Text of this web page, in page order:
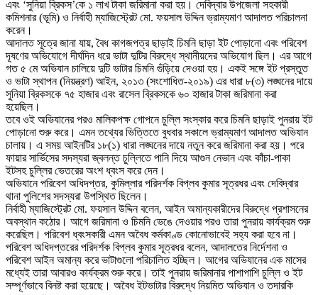
এবং ‘সুনিয়া ব্রিকস’কে ১ লাখ টাকা জরিমানা করা হয়। দেবিদ্বার উপজেলা সহকারী
কমিশনার (ভূমি) ও নির্বাহী ম্যাজিস্ট্রেট মো. ফয়সাল উদ্দিন ভ্রাম্যমাণ আদালত পরিচালনা
করেন।
আদালত সূত্রে জানা যায়, বৈধ কাগজপত্র ছাড়াই চিমনি ছাড়া ইট পোড়ানো এবং পরিবেশ
দূষণের অভিযোগে দীর্ঘদিন ধরে ভাটা দুটির বিরুদ্ধে স্থানীয়দের অভিযোগ ছিল। এর আগে
গত ৫ মে অভিযান চালিয়ে দুটি ভাটার চিমনি গুঁড়িয়ে দেওয়া হয়। একই সঙ্গে ইট প্রস্তুত
ও ভাটা স্থাপন (নিয়ন্ত্রণ) আইন, ২০১৩ (সংশোধিত-২০১৯) এর ধারা ৮(৩) লঙ্ঘনের দায়ে
সুনিয়া ব্রিকসকে ৭৫ হাজার এবং রাসেল ব্রিকসকে ৬০ হাজার টাকা জরিমানা করা
হয়েছিল।
তবে ওই অভিযানের পরও মালিকপক্ষ গোপনে চুল্লি সংস্কার করে চিমনি ছাড়াই পুনরায় ইট
পোড়ানো শুরু করে। এমন তথ্যের ভিত্তিতে বুধবার সকালে ভ্রাম্যমাণ আদালত অভিযান
চালায়। এ সময় আইনটির ১৮(১) ধারা লঙ্ঘনের দায়ে নতুন করে জরিমানা করা হয়। পরে
ফায়ার সার্ভিসের সদস্যরা জ্বলন্ত চুল্লিতে পানি দিয়ে আগুন নেভান এবং কাঁচা-পাকা
ইটসহ চুল্লির ভেতরের অংশ ধ্বংস করে দেন।
অভিযানে পরিবেশ অধিদপ্তর, কুমিল্লার পরিদর্শক বিপ্লব কুমার সূত্রধর এবং দেবিদ্বার
থানা পুলিশের সদস্যরা উপস্থিত ছিলেন।
নির্বাহী ম্যাজিস্ট্রেট মো. ফয়সাল উদ্দিন বলেন, আইন অমান্যকারীদের বিরুদ্ধে প্রশাসনের
অবস্থান কঠোর। আগে জরিমানা ও চিমনি ভেঙে দেওয়ার পরও তারা পুনরায় কার্যক্রম শুরু
করেছিল। পরিবেশ ধ্বংসকারী এমন অবৈধ কর্মকাণ্ড কোনোভাবেই সহ্য করা হবে না।
পরিবেশ অধিদপ্তরের পরিদর্শক বিপ্লব কুমার সূত্রধর বলেন, আদালতের নির্দেশনা ও
পরিবেশ আইন অমান্য করে ভাটাগুলো পরিচালিত হচ্ছিল। আগের অভিযানের এক মাসের
মধ্যেই তারা আবারও কার্যক্রম শুরু করে। তাই পুনরায় জরিমানার পাশাপাশি চুল্লি ও ইট
সম্পূর্ণভাবে বিনষ্ট করা হয়েছে। অবৈধ ইটভাটার বিরুদ্ধে নিয়মিত অভিযান ও তদারকি